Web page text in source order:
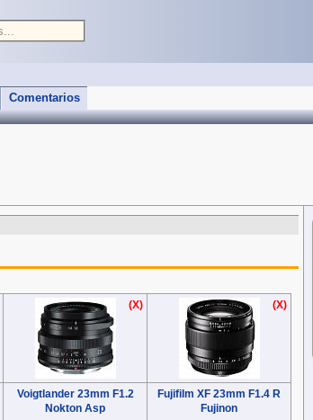
Comentarios
(X) (X)
Voigtlander 23mm F1.2
Nokton Asp
Fujifilm XF 23mm F1.4 R
Fujinon